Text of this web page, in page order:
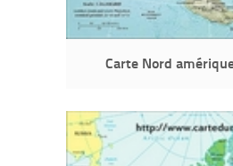
Carte Nord